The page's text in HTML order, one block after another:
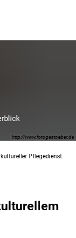
http://www.fotogestoeber.de
Pflegedienst